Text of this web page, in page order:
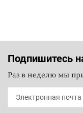
Подпишитесь
Раз в неделю мы